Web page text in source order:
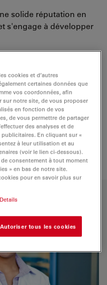
solide réputation en
s'engage à développer
pensons que c'est
succès commercial.
NOUS
sur l'intégrité et
cookies et d’autres
certaines données que
vos coordonnées, afin
sur notre site, de vous proposer
en fonction de vos
de vous permettre de partager
des analyses et de
publicitaires. En cliquant sur «
à leur utilisation et au
(voir le lien ci-dessous).
consentement à tout moment
» en bas de notre site.
pour en savoir plus sur
Autoriser tous les cookies